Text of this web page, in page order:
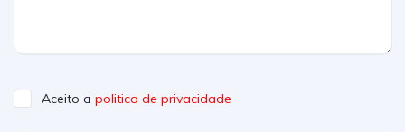
Aceito a politica de privacidade